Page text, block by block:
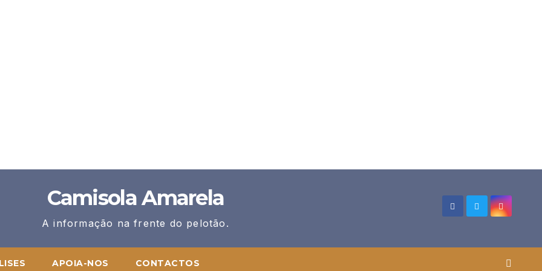
Camisola Amarela
A informação na frente do pelotão.
APOIA-NOS CONTACTOS